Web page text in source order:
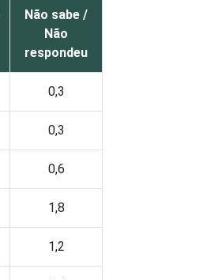
Não sabe /
Não
respondeu
0,3
0,3
0,6
1,8
1,2